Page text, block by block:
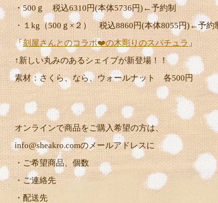
・500ｇ 税込6310円(本体5736円)←予約制
・１kg（500ｇ×２） 税込8860円(本体8055円)←予約
「 刻屋さんとのコラボ❤️の木彫りのスパチュラ」
↑新しい丸みのあるシェイプが新登場！！
素材：さくら、なら、ウォールナット 各500円
オンラインで商品をご購入希望の方は、
info@sheakro.comのメールアドレスに
・ご希望商品、個数
・ご連絡先
・配送先